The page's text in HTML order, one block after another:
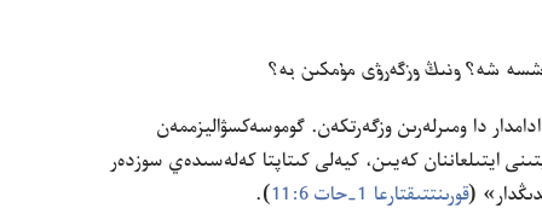
شە؟‏ ونىڭ وزگە‌رۋى مۇ‌مكىن بە؟‏
دا ومىرلە‌رىن وزگە‌رتكە‌ن.‏ گوموسە‌كسۋاليزممە‌ن
ايتىلعاننان كە‌يىن،‏ كيە‌لى كىتاپتا كە‌لە‌سىدە‌ي سوزدە‌ر
(‏قورىنتتىقتارعا 1-‏حات 6:‏11
‏)‏.‏